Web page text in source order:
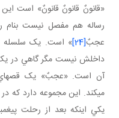
«قانونٌ قانونٌ قانونٌ» است
رساله هم مفصل نيست
عجبٌ[24]
» است. يک سلسله
داخلش نيست مگر گاهي در
آن است. «عجبٌ» يک قصه
مي کند. اين مجموعه دارد که
يکي اينکه بعد از رحلت